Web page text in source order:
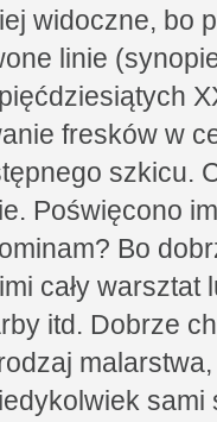
widoczne, bo
linie
fresków w
szkicu.
Poświęcono
Bo
cały
itd. Dobrze